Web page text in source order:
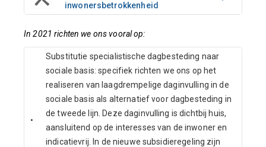
inwonersbetrokkenheid
In 2021 richten we ons vooral op:
•
Substitutie specialistische dagbesteding naar
sociale basis: specifiek richten we ons op het
realiseren van laagdrempelige daginvulling in de
sociale basis als alternatief voor dagbesteding in
de tweede lijn. Deze daginvulling is dichtbij huis,
aansluitend op de interesses van de inwoner en
indicatievrij. In de nieuwe subsidieregeling zijn